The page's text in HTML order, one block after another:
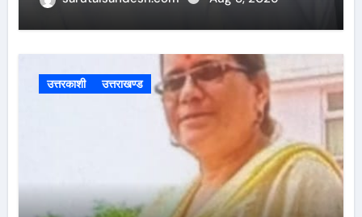
उत्तरकाशी उत्तराखण्ड